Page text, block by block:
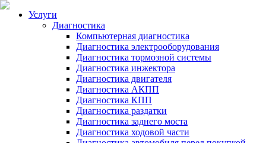
Услуги
Диагностика
Компьютерная диагностика
Диагностика электрооборудования
Диагностика тормозной системы
Диагностика инжектора
Диагностика двигателя
Диагностика АКПП
Диагностика КПП
Диагностика раздатки
Диагностика заднего моста
Диагностика ходовой части